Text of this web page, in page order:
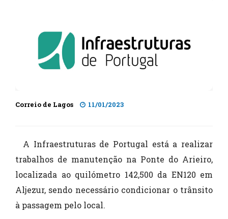
Correio de Lagos 11/01/2023
A Infraestruturas de Portugal está a realizar
trabalhos de manutenção na Ponte do Arieiro,
localizada ao quilómetro 142,500 da EN120 em
Aljezur, sendo necessário condicionar o trânsito
à passagem pelo local.